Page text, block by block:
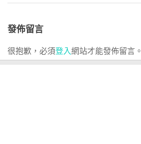
發佈留言
很抱歉，必須登入網站才能發佈留言。